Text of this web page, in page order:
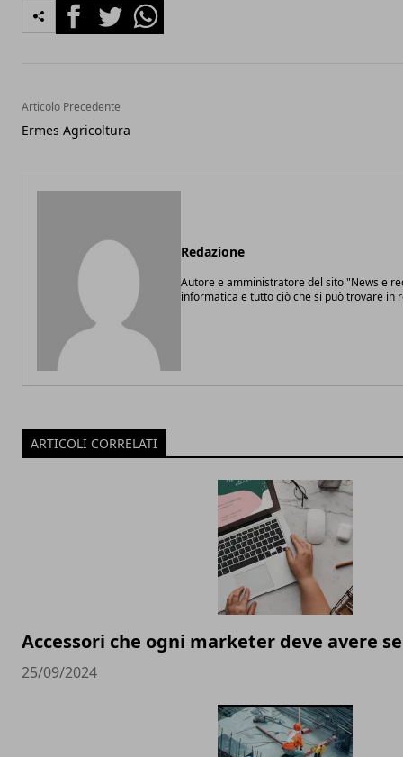
FacebookTwitterWhatsapp
Articolo Precedente
Ermes Agricoltura
Redazione
Autore e amministratore del sito "News e
informatica e tutto ciò che si può trovare in
ARTICOLI CORRELATI
Accessori che ogni marketer deve avere
25/09/2024